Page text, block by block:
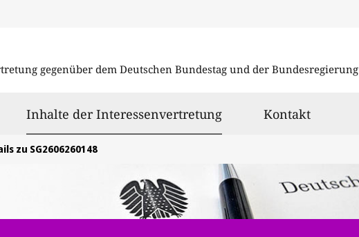
gegenüber dem Deutschen Bundestag und der Bundesregierung
Inhalte der Interessenvertretungausgewählt
Kontakt
zu SG2606260148